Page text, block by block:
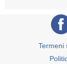
Termeni